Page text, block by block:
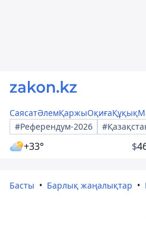
СаясатӘлемҚаржыОқиғаҚұқық
#Референдум-2026
+33° $
Басты Барлық жаңалықтар